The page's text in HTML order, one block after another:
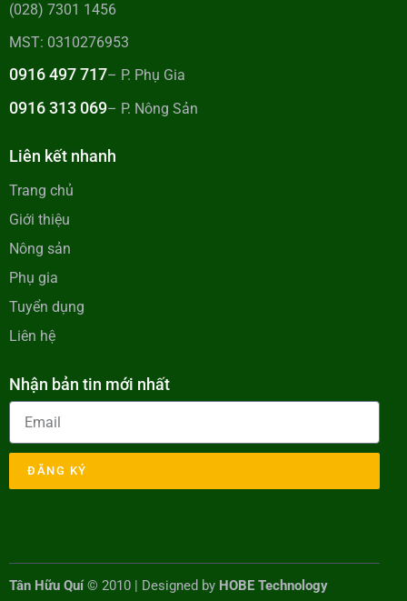
(028) 7301 1456
MST: 0310276953
0916 497 717– P. Phụ Gia
0916 313 069– P. Nông Sản
Liên kết nhanh
Trang chủ
Giới thiệu
Nông sản
Phụ gia
Tuyển dụng
Liên hệ
Nhận bản tin mới nhất
ĐĂNG KÝ
Tân Hữu Quí© 2010 | Designed by HOBE Technology